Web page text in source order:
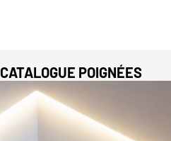
CATALOGUE POIGNÉES